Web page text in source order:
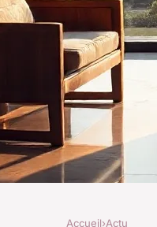
Accueil›Actu